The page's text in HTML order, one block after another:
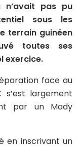
n’avait pas pu
sous les
terrain guinéen
toutes ses
exercice.
face au
largement
par un Mady
en inscrivant un